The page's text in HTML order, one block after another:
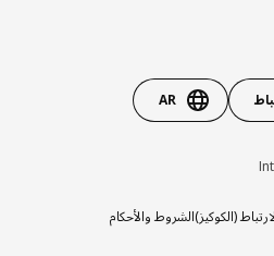
AR
(الكوكيز)الشروط والأحكام